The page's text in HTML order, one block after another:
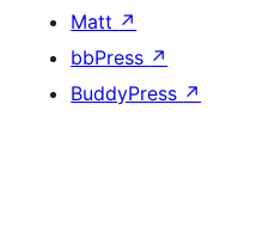
Matt ↗
bbPress ↗
BuddyPress ↗